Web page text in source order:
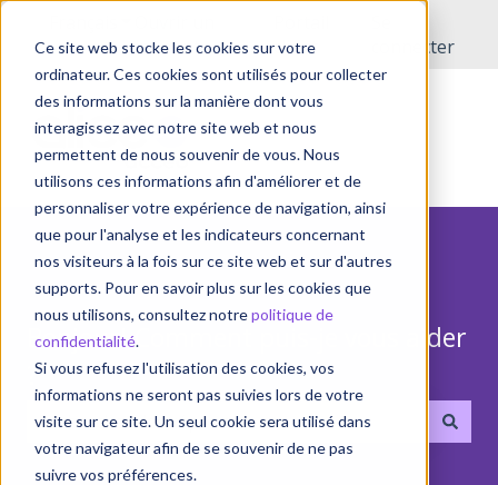
Ce site web stocke les cookies sur votre
ordinateur. Ces cookies sont utilisés pour collecter
des informations sur la manière dont vous
interagissez avec notre site web et nous
permettent de nous souvenir de vous. Nous
utilisons ces informations afin d'améliorer et de
personnaliser votre expérience de navigation, ainsi
que pour l'analyse et les indicateurs concernant
nos visiteurs à la fois sur ce site web et sur d'autres
supports. Pour en savoir plus sur les cookies que
nous utilisons, consultez notrepolitique de
confidentialité.
Si vous refusez l'utilisation des cookies, vos
informations ne seront pas suivies lors de votre
visite sur ce site. Un seul cookie sera utilisé dans
votre navigateur afin de se souvenir de ne pas
suivre vos préférences.
incident
client
connecter
Bonjour! Comment puis-je vous aider
?
Il n'y a aucune suggestion car le champ de